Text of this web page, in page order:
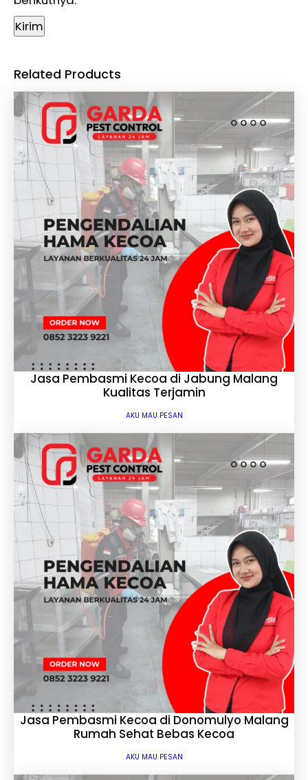
Related Products
Jasa Pembasmi Kecoa di Jabung Malang
Kualitas Terjamin
AKU MAU PESAN
Jasa Pembasmi Kecoa di Donomulyo Malang
Rumah Sehat Bebas Kecoa
AKU MAU PESAN